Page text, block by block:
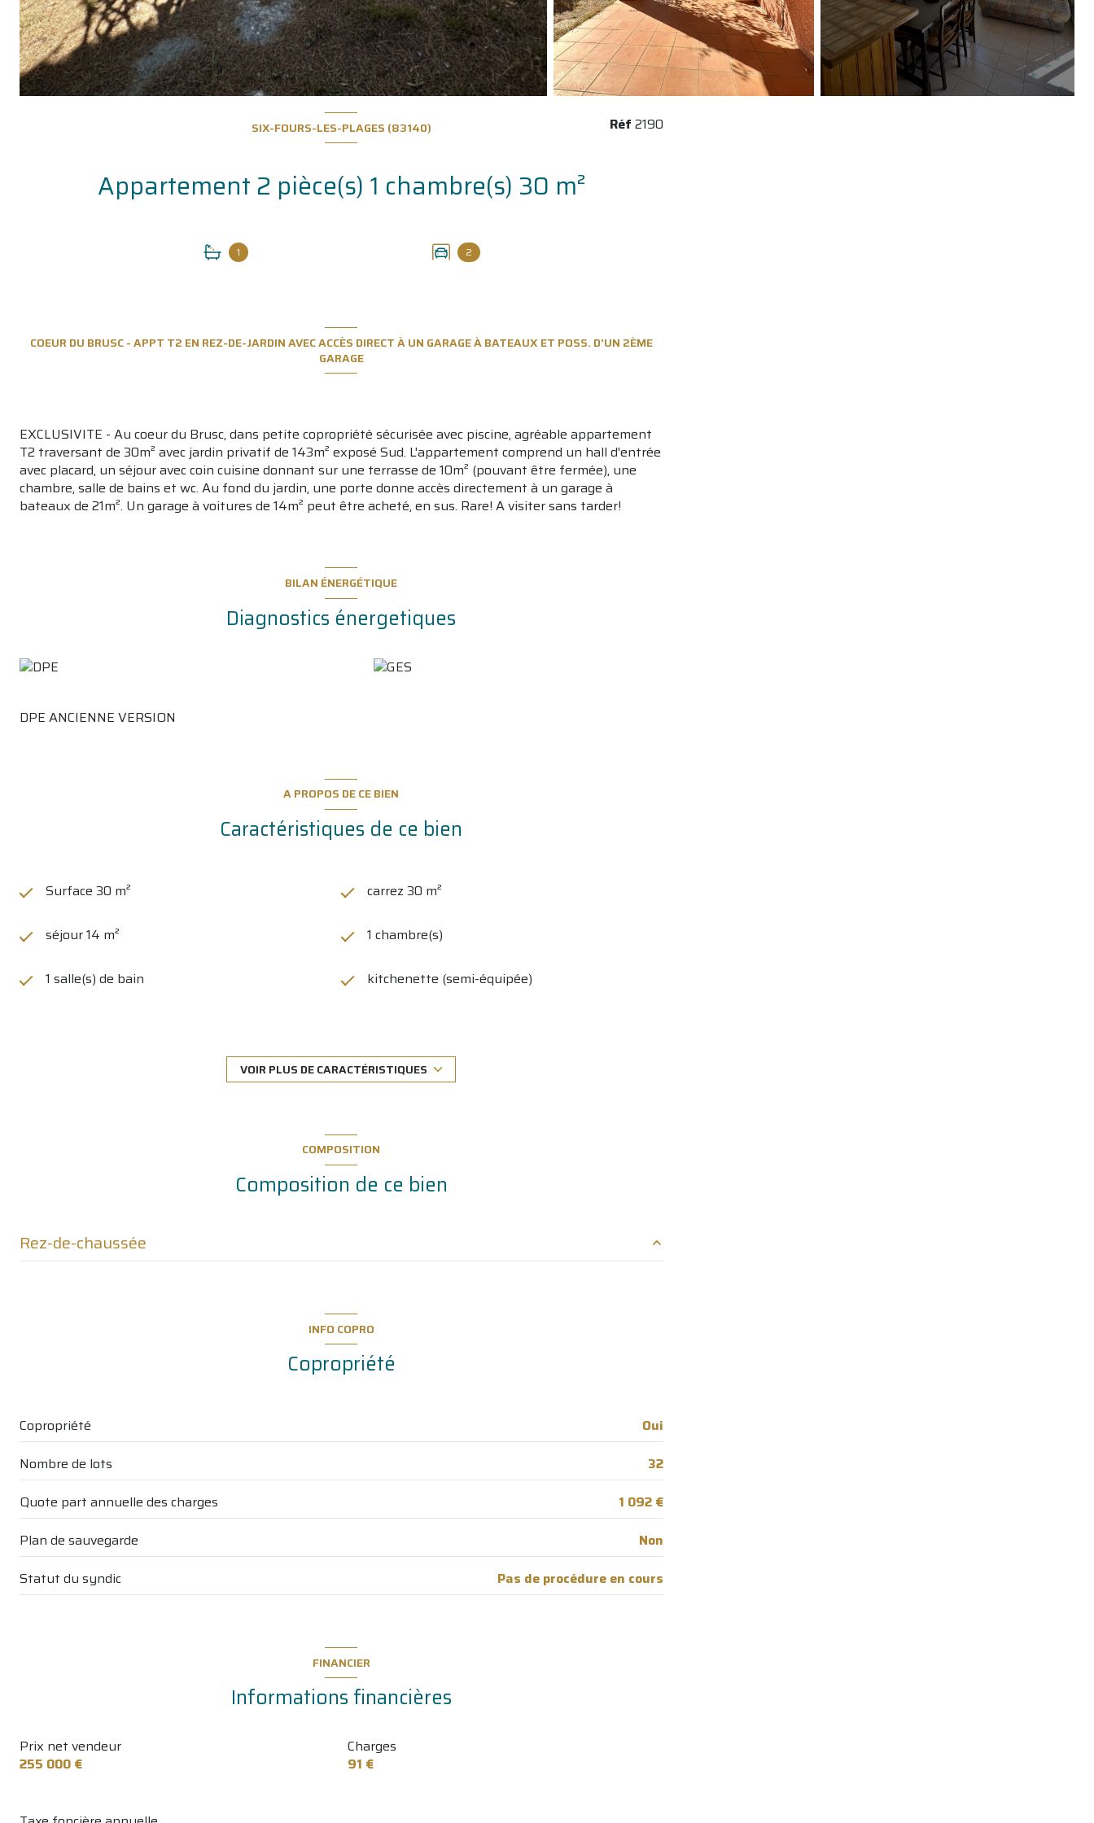
SIX-FOURS-LES-PLAGES (83140)
Appartement 2 pièce(s) 1 chambre(s) 30 m²
1 2
Réf 2190
COEUR DU BRUSC - APPT T2 EN REZ-DE-JARDIN AVEC ACCÈS DIRECT À UN GARAGE À BATEAUX ET POSS. D'UN 2ÈME
GARAGE
EXCLUSIVITE - Au coeur du Brusc, dans petite copropriété sécurisée avec piscine, agréable appartement
T2 traversant de 30m² avec jardin privatif de 143m² exposé Sud. L'appartement comprend un hall d'entrée
avec placard, un séjour avec coin cuisine donnant sur une terrasse de 10m² (pouvant être fermée), une
chambre, salle de bains et wc. Au fond du jardin, une porte donne accès directement à un garage à
bateaux de 21m². Un garage à voitures de 14m² peut être acheté, en sus. Rare! A visiter sans tarder!
BILAN ÉNERGÉTIQUE
Diagnostics énergetiques
DPE ANCIENNE VERSION
A PROPOS DE CE BIEN
Caractéristiques de ce bien
Surface 30 m² carrez 30 m²
séjour 14 m² 1 chambre(s)
1 salle(s) de bain kitchenette (semi-équipée)
1 étage(s)
VOIR PLUS DE CARACTÉRISTIQUES
COMPOSITION
Composition de ce bien
Rez-de-chaussée
jardin
143 m²
INFO COPRO
Copropriété
Copropriété
Oui
Nombre de lots
32
Quote part annuelle des charges
1 092 €
Plan de sauvegarde
Non
Statut du syndic
Pas de procédure en cours
FINANCIER
Informations financières
Prix net vendeur
255 000 €
Charges
91 €